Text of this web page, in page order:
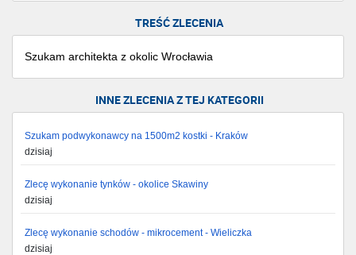
TREŚĆ ZLECENIA
Szukam architekta z okolic Wrocławia
INNE ZLECENIA Z TEJ KATEGORII
Szukam podwykonawcy na 1500m2 kostki - Kraków
dzisiaj
Zlecę wykonanie tynków - okolice Skawiny
dzisiaj
Zlecę wykonanie schodów - mikrocement - Wieliczka
dzisiaj